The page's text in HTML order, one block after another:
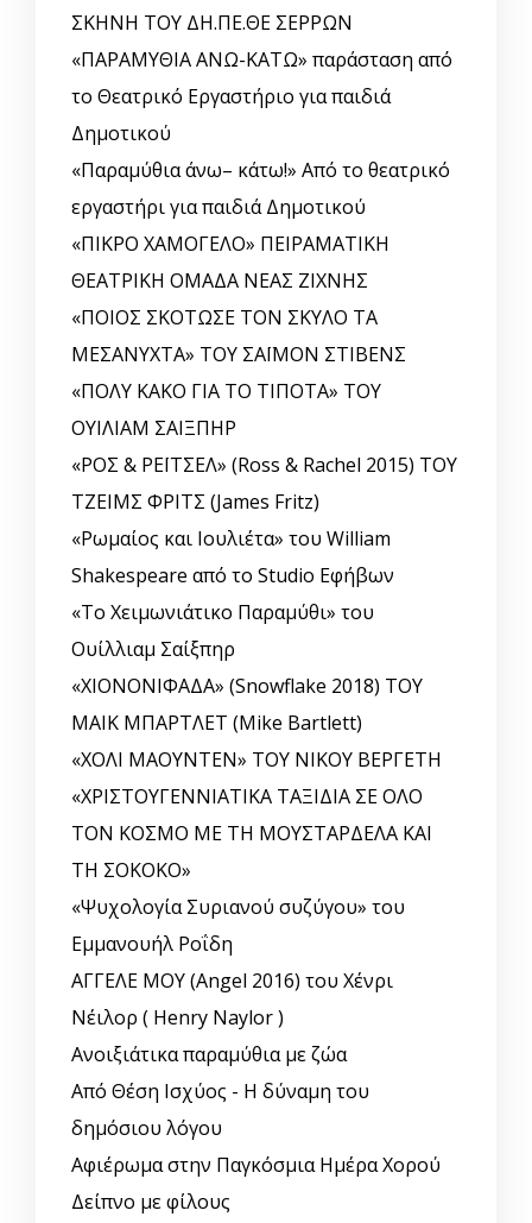
ΣΚΗΝΗ ΤΟΥ ΔΗ.ΠΕ.ΘΕ ΣΕΡΡΩΝ
«ΠΑΡΑΜΥΘΙΑ ΑΝΩ-ΚΑΤΩ» παράσταση από
το Θεατρικό Εργαστήριο για παιδιά
Δημοτικού
«Παραμύθια άνω– κάτω!» Από το θεατρικό
εργαστήρι για παιδιά Δημοτικού
«ΠΙΚΡΟ ΧΑΜΟΓΕΛΟ» ΠΕΙΡΑΜΑΤΙΚΗ
ΘΕΑΤΡΙΚΗ ΟΜΑΔΑ ΝΕΑΣ ΖΙΧΝΗΣ
«ΠΟΙΟΣ ΣΚΟΤΩΣΕ ΤΟΝ ΣΚΥΛΟ ΤΑ
ΜΕΣΑΝΥΧΤΑ» ΤΟΥ ΣΑΪΜΟΝ ΣΤΙΒΕΝΣ
«ΠΟΛΥ ΚΑΚΟ ΓΙΑ ΤΟ ΤΙΠΟΤΑ» ΤΟΥ
ΟΥΙΛΙΑΜ ΣΑΙΞΠΗΡ
«ΡΟΣ & ΡΕΪΤΣΕΛ» (Ross & Rachel 2015) ΤΟΥ
ΤΖΕΙΜΣ ΦΡΙΤΣ (James Fritz)
«Ρωμαίος και Ιουλιέτα» του William
Shakespeare από το Studio Εφήβων
«Το Χειμωνιάτικο Παραμύθι» του
Ουίλλιαμ Σαίξπηρ
«ΧΙΟΝΟΝΙΦΑΔΑ» (Snowflake 2018) ΤΟΥ
ΜΑΙΚ ΜΠΑΡΤΛΕΤ (Mike Bartlett)
«ΧΟΛΙ ΜΑΟΥΝΤΕΝ» ΤΟΥ ΝΙΚΟΥ ΒΕΡΓΕΤΗ
«ΧΡΙΣΤΟΥΓΕΝΝΙΑΤΙΚΑ ΤΑΞΙΔΙΑ ΣΕ ΟΛΟ
ΤΟΝ ΚΟΣΜΟ ΜΕ ΤΗ ΜΟΥΣΤΑΡΔΕΛΑ ΚΑΙ
ΤΗ ΣΟΚΟΚΟ»
«Ψυχολογία Συριανού συζύγου» του
Εμμανουήλ Ροΐδη
ΑΓΓΕΛΕ ΜΟΥ (Angel 2016) του Χένρι
Νέιλορ ( Henry Naylor )
Ανοιξιάτικα παραμύθια με ζώα
Από Θέση Ισχύος - Η δύναμη του
δημόσιου λόγου
Αφιέρωμα στην Παγκόσμια Ημέρα Χορού
Δείπνο με φίλους